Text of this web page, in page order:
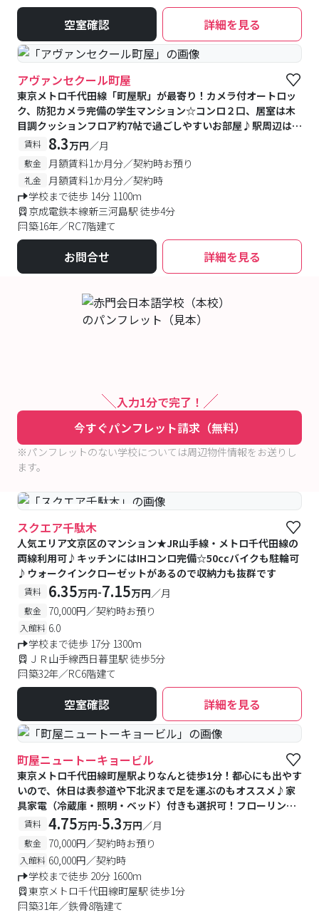
空室確認 詳細を見る
アヴァンセクール町屋
東京メトロ千代田線「町屋駅」が最寄り！カメラ付オートロッ
ク、防犯カメラ完備の学生マンション☆コンロ２口、居室は木
目調クッションフロア約7帖で過ごしやすいお部屋♪駅周辺はお
店多数！物件は落ち着いた住宅地エリアに立地
賃料 8.3万円／月
敷金 月額賃料1か月分／契約時お預り
礼金
月額賃料1か月分／契約時
学校まで徒歩 14分 1100m
京成電鉄本線新三河島駅 徒歩4分
築16年／RC7階建て
お問合せ 詳細を見る
入力1分で完了！
今すぐパンフレット請求（無料）
※パンフレットのない学校については周辺物件情報をお送りし
ます。
#予約受付中 #空室待ち
スクエア千駄木
人気エリア文京区のマンション★JR山手線・メトロ千代田線の
両線利用可♪キッチンにはIHコンロ完備☆50ccバイクも駐輪可
♪ウォークインクローゼットがあるので収納力も抜群です
賃料 6.35万円-7.15万円／月
敷金 70,000円／契約時お預り
入館料 6.0
学校まで徒歩 17分 1300m
ＪＲ山手線西日暮里駅 徒歩5分
築32年／RC6階建て
空室確認 詳細を見る
町屋ニュートーキョービル
東京メトロ千代田線町屋駅よりなんと徒歩1分！都心にも出やす
いので、休日は表参道や下北沢まで足を運ぶのもオススメ♪家
具家電（冷蔵庫・照明・ベッド）付きも選択可！フローリング
タイプ★キッチンはIHコンロ導入済
賃料 4.75万円-5.3万円／月
敷金 70,000円／契約時お預り
入館料 60,000円／契約時
学校まで徒歩 20分 1600m
東京メトロ千代田線町屋駅 徒歩1分
築31年／鉄骨8階建て